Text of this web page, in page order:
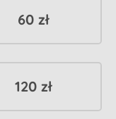
60 zł
120 zł